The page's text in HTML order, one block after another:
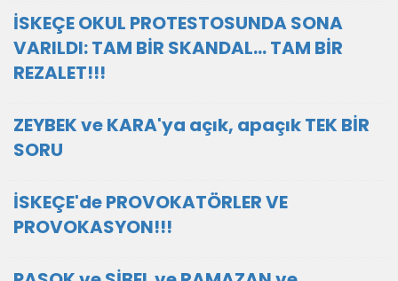
İSKEÇE OKUL PROTESTOSUNDA SONA
VARILDI: TAM BİR SKANDAL... TAM BİR
REZALET!!!
ZEYBEK ve KARA'ya açık, apaçık TEK BİR
SORU
İSKEÇE'de PROVOKATÖRLER VE
PROVOKASYON!!!